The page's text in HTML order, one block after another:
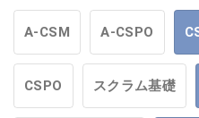
A-CSM A-CSPO
CSPO スクラム基礎